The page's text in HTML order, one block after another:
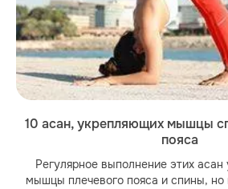
10 асан, укрепляющих мышцы
пояса
Регулярное выполнение этих асан
мышцы плечевого пояса и спины, но